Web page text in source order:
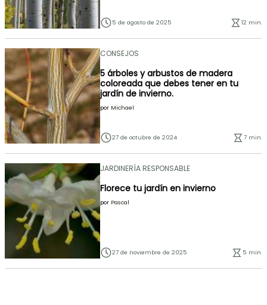
5 de agosto de 2025 12 min.
CONSEJOS
5 árboles y arbustos de madera
coloreada que debes tener en tu
jardín de invierno.
por Michael
27 de octubre de 2024 7 min.
JARDINERÍA RESPONSABLE
Florece tu jardín en invierno
por Pascal
27 de noviembre de 2025 5 min.